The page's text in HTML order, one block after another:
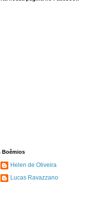
Boêmios
Helen de Oliveira
Lucas Ravazzano